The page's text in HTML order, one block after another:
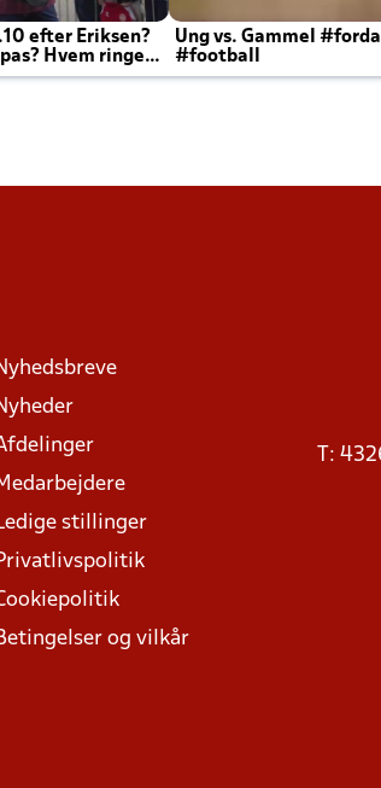
efter Eriksen?
Hvem ringer
kampe?
Ung vs. Gammel
#football
stillinger
og vilkår
T: